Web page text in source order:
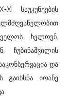
საუკუნეების
ხელოვნ.
ჩუბინაშვილის
და
გაიხსნა იოანე